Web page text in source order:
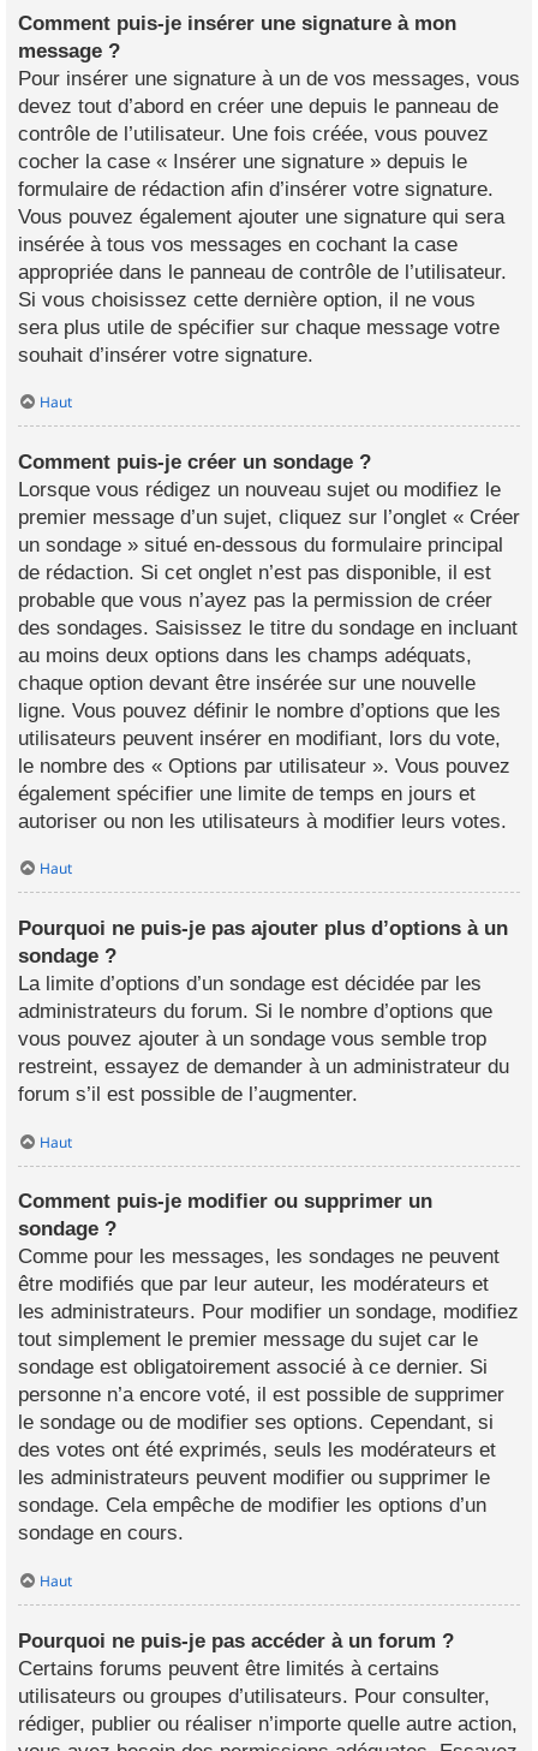
Comment puis-je insérer une signature à mon
message ?
Pour insérer une signature à un de vos messages, vous
devez tout d’abord en créer une depuis le panneau de
contrôle de l’utilisateur. Une fois créée, vous pouvez
cocher la case « Insérer une signature » depuis le
formulaire de rédaction afin d’insérer votre signature.
Vous pouvez également ajouter une signature qui sera
insérée à tous vos messages en cochant la case
appropriée dans le panneau de contrôle de l’utilisateur.
Si vous choisissez cette dernière option, il ne vous
sera plus utile de spécifier sur chaque message votre
souhait d’insérer votre signature.
Haut
Comment puis-je créer un sondage ?
Lorsque vous rédigez un nouveau sujet ou modifiez le
premier message d’un sujet, cliquez sur l’onglet « Créer
un sondage » situé en-dessous du formulaire principal
de rédaction. Si cet onglet n’est pas disponible, il est
probable que vous n’ayez pas la permission de créer
des sondages. Saisissez le titre du sondage en incluant
au moins deux options dans les champs adéquats,
chaque option devant être insérée sur une nouvelle
ligne. Vous pouvez définir le nombre d’options que les
utilisateurs peuvent insérer en modifiant, lors du vote,
le nombre des « Options par utilisateur ». Vous pouvez
également spécifier une limite de temps en jours et
autoriser ou non les utilisateurs à modifier leurs votes.
Haut
Pourquoi ne puis-je pas ajouter plus d’options à un
sondage ?
La limite d’options d’un sondage est décidée par les
administrateurs du forum. Si le nombre d’options que
vous pouvez ajouter à un sondage vous semble trop
restreint, essayez de demander à un administrateur du
forum s’il est possible de l’augmenter.
Haut
Comment puis-je modifier ou supprimer un
sondage ?
Comme pour les messages, les sondages ne peuvent
être modifiés que par leur auteur, les modérateurs et
les administrateurs. Pour modifier un sondage, modifiez
tout simplement le premier message du sujet car le
sondage est obligatoirement associé à ce dernier. Si
personne n’a encore voté, il est possible de supprimer
le sondage ou de modifier ses options. Cependant, si
des votes ont été exprimés, seuls les modérateurs et
les administrateurs peuvent modifier ou supprimer le
sondage. Cela empêche de modifier les options d’un
sondage en cours.
Haut
Pourquoi ne puis-je pas accéder à un forum ?
Certains forums peuvent être limités à certains
utilisateurs ou groupes d’utilisateurs. Pour consulter,
rédiger, publier ou réaliser n’importe quelle autre action,